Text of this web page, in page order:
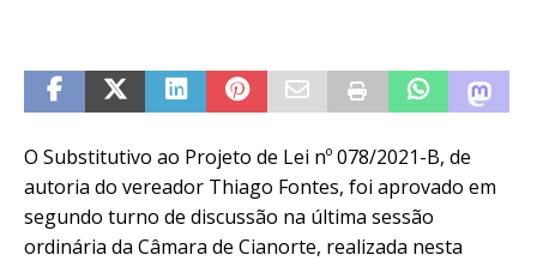
O Substitutivo ao Projeto de Lei nº 078/2021-B, de
autoria do vereador Thiago Fontes, foi aprovado em
segundo turno de discussão na última sessão
ordinária da Câmara de Cianorte, realizada nesta